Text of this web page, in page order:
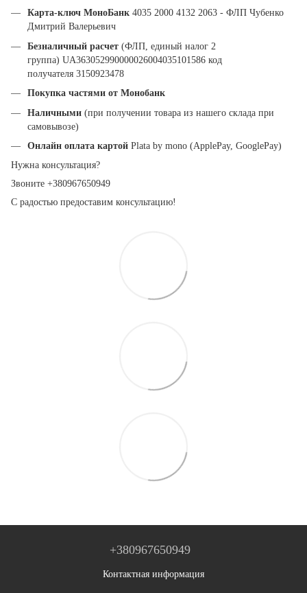
Карта-ключ МоноБанк 4035 2000 4132 2063 - ФЛП Чубенко
Дмитрий Валерьевич
Безналичный расчет (ФЛП, единый налог 2
группа) UA363052990000026004035101586 код
получателя 3150923478
Покупка частями от Монобанк
Наличными (при получении товара из нашего склада при
самовывозе)
Онлайн оплата картой Plata by mono (ApplePay, GooglePay)
Нужна консультация?
Звоните +380967650949
С радостью предоставим консультацию!
+380967650949
Контактная информация